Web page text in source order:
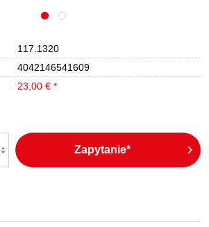
117.1320
4042146541609
23,00 € *
Zapytanie*